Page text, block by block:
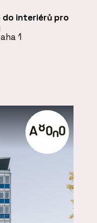
interiérů pro
1